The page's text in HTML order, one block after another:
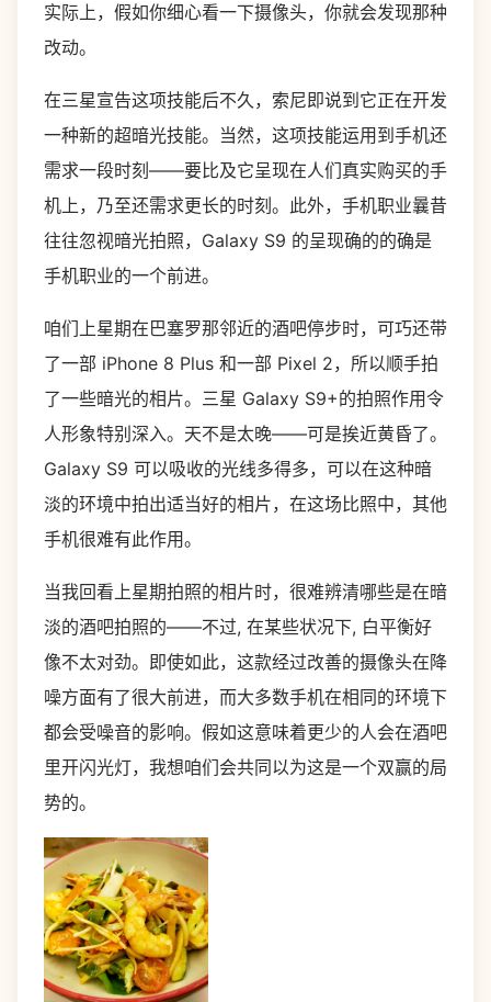
实际上，假如你细心看一下摄像头，你就会发现那种
改动。
在三星宣告这项技能后不久，索尼即说到它正在开发
一种新的超暗光技能。当然，这项技能运用到手机还
需求一段时刻——要比及它呈现在人们真实购买的手
机上，乃至还需求更长的时刻。此外，手机职业曩昔
往往忽视暗光拍照，Galaxy S9 的呈现确的的确是
手机职业的一个前进。
咱们上星期在巴塞罗那邻近的酒吧停步时，可巧还带
了一部 iPhone 8 Plus 和一部 Pixel 2，所以顺手拍
了一些暗光的相片。三星 Galaxy S9+的拍照作用令
人形象特别深入。天不是太晚——可是挨近黄昏了。
Galaxy S9 可以吸收的光线多得多，可以在这种暗
淡的环境中拍出适当好的相片，在这场比照中，其他
手机很难有此作用。
当我回看上星期拍照的相片时，很难辨清哪些是在暗
淡的酒吧拍照的——不过, 在某些状况下, 白平衡好
像不太对劲。即使如此，这款经过改善的摄像头在降
噪方面有了很大前进，而大多数手机在相同的环境下
都会受噪音的影响。假如这意味着更少的人会在酒吧
里开闪光灯，我想咱们会共同以为这是一个双赢的局
势的。